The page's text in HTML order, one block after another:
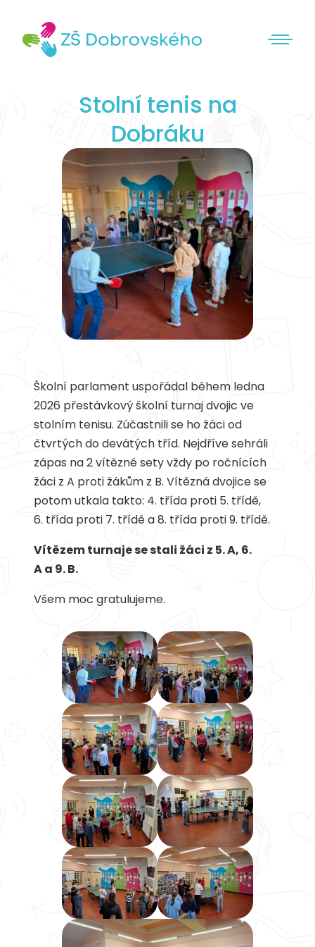
Stolní tenis na
Dobráku
Školní parlament uspořádal během ledna
2026 přestávkový školní turnaj dvojic ve
stolním tenisu. Zúčastnili se ho žáci od
čtvrtých do devátých tříd. Nejdříve sehráli
zápas na 2 vítězné sety vždy po ročnících
žáci z A proti žákům z B. Vítězná dvojice se
potom utkala takto: 4. třída proti 5. třídě,
6. třída proti 7. třídě a 8. třída proti 9. třídě.
Vítězem turnaje se stali žáci z 5. A, 6.
A a 9. B.
Všem moc gratulujeme.